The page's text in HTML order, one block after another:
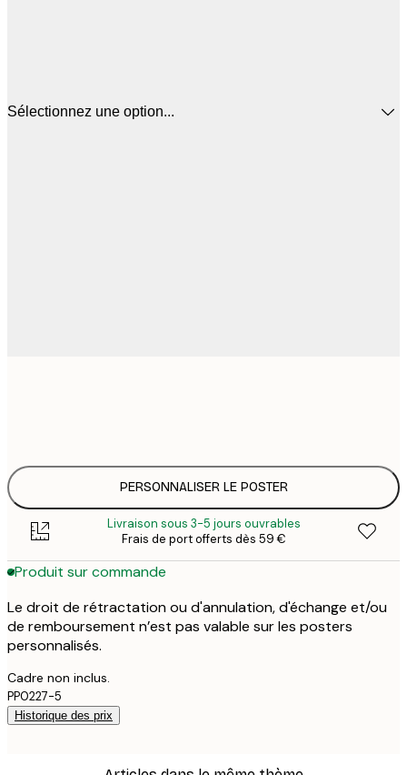
Sélectionnez une option...
PERSONNALISER LE POSTER
Livraison sous 3-5 jours ouvrables
Frais de port offerts dès 59 €
Produit sur commande
Le droit de rétractation ou d'annulation, d'échange et/ou
de remboursement n’est pas valable sur les posters
personnalisés.
Cadre non inclus.
PP0227-5
Historique des prix